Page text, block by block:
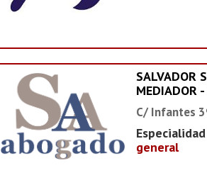
SALVADOR
MEDIADOR
C/ Infantes
general